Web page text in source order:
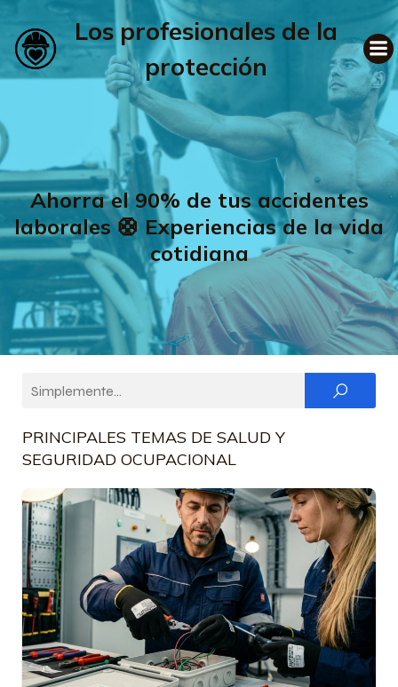
Los profesionales de la
protección
Ahorra el 90% de tus accidentes
laborales 🛟 Experiencias de la vida
cotidiana
PRINCIPALES TEMAS DE SALUD Y
SEGURIDAD OCUPACIONAL